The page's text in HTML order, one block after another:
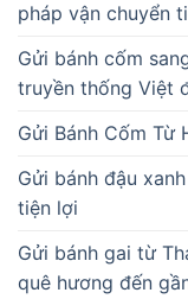
pháp vận chuyển
Gửi bánh cốm
truyền thống Việt
Gửi Bánh Cốm Từ
Gửi bánh đậu
tiện lợi
Gửi bánh gai từ
quê hương đến